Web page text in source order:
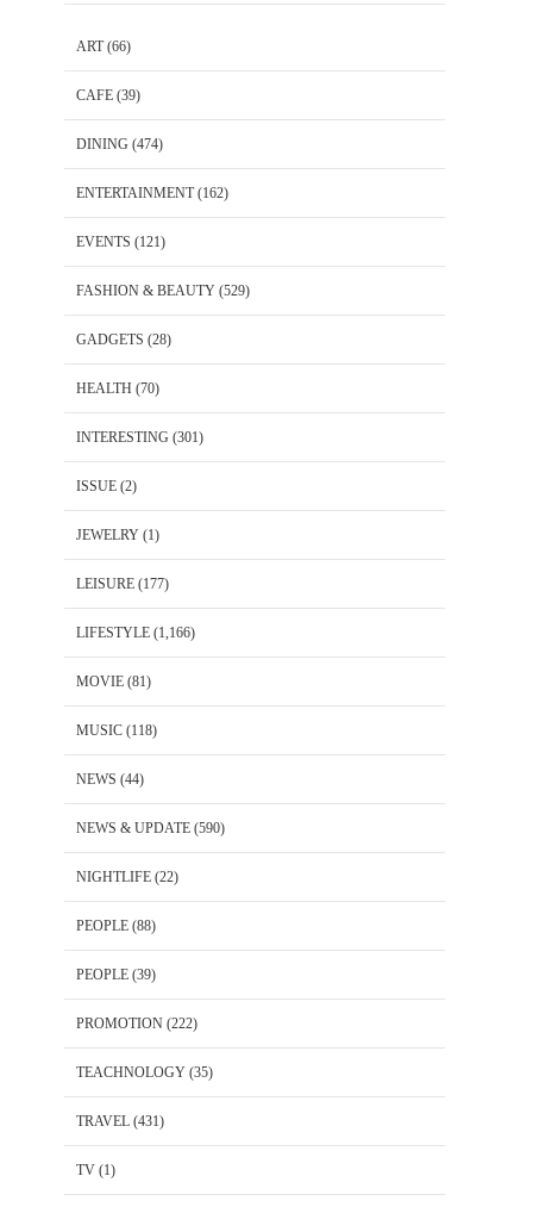
ART(66)
CAFE (39)
DINING (474)
ENTERTAINMENT(162)
EVENTS (121)
FASHION & BEAUTY (529)
GADGETS (28)
HEALTH (70)
INTERESTING (301)
ISSUE (2)
JEWELRY (1)
LEISURE (177)
LIFESTYLE (1,166)
MOVIE (81)
MUSIC (118)
NEWS (44)
NEWS & UPDATE (590)
NIGHTLIFE (22)
PEOPLE (88)
PEOPLE (39)
PROMOTION (222)
TEACHNOLOGY (35)
TRAVEL (431)
TV (1)